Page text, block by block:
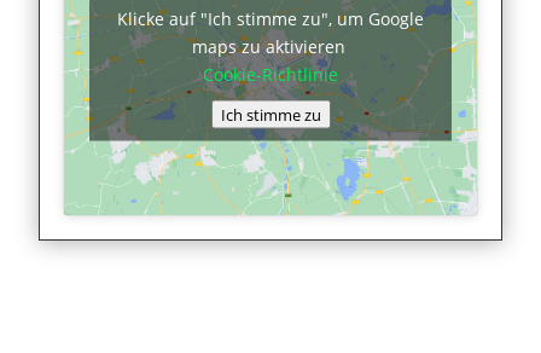
Klicke auf "Ich stimme zu", um Google
maps zu aktivieren
Cookie-Richtlinie
Ich stimme zu